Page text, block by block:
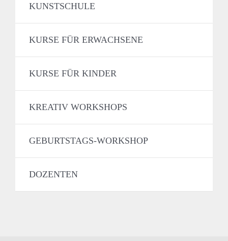
KUNSTSCHULE
KURSE FÜR ERWACHSENE
KURSE FÜR KINDER
KREATIV WORKSHOPS
GEBURTSTAGS-WORKSHOP
DOZENTEN